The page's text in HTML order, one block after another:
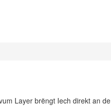
Layer brëngt Iech direkt an de